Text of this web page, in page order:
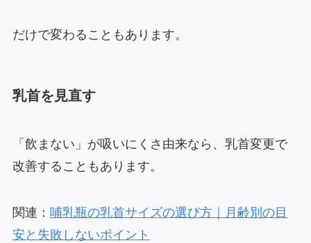
だけで変わることもあります。
乳首を見直す
「飲まない」が吸いにくさ由来なら、乳首変更で
改善することもあります。
関連： 哺乳瓶の乳首サイズの選び方｜月齢別の目
安と失敗しないポイント